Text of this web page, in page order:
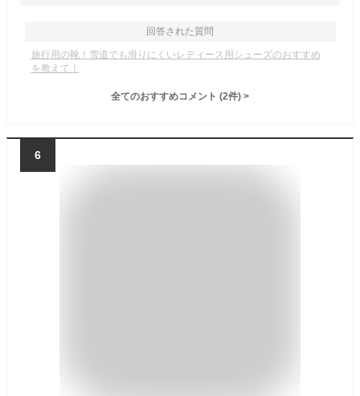
回答された質問
旅行用の靴！雪道でも滑りにくいレディース用シューズのおすすめ
を教えて！
全てのおすすめコメント (2件) >
6